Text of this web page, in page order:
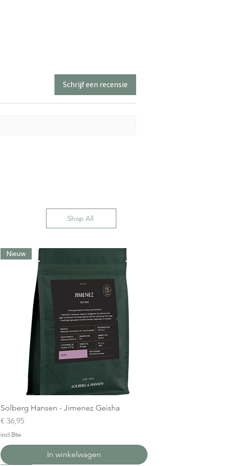
Schrijf een recensie
Shop All
Nieuw
Solberg Hansen - Jimenez Geisha
Prijs
€ 36,95
incl.Btw
In winkelwagen